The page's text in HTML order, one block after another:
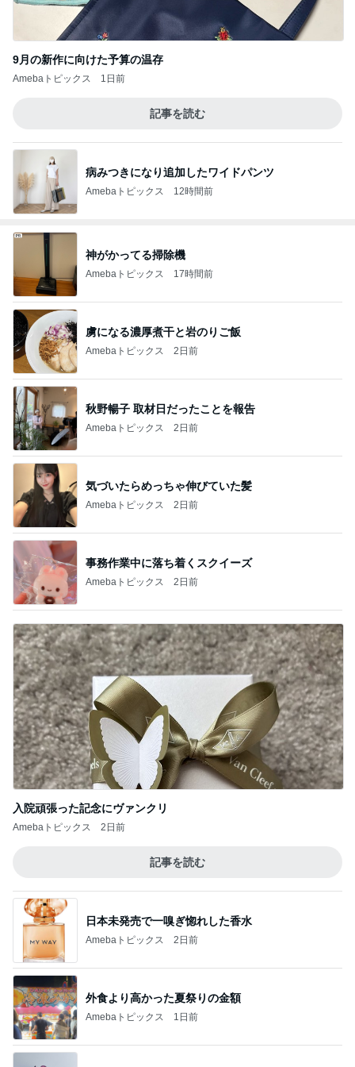
9月の新作に向けた予算の温存
Amebaトピックス 1日前
記事を読む
病みつきになり追加したワイドパンツ
Amebaトピックス 12時間前
神がかってる掃除機
Amebaトピックス 17時間前
虜になる濃厚煮干と岩のりご飯
Amebaトピックス 2日前
秋野暢子 取材日だったことを報告
Amebaトピックス 2日前
気づいたらめっちゃ伸びていた髪
Amebaトピックス 2日前
事務作業中に落ち着くスクイーズ
Amebaトピックス 2日前
入院頑張った記念にヴァンクリ
Amebaトピックス 2日前
記事を読む
日本未発売で一嗅ぎ惚れした香水
Amebaトピックス 2日前
外食より高かった夏祭りの金額
Amebaトピックス 1日前